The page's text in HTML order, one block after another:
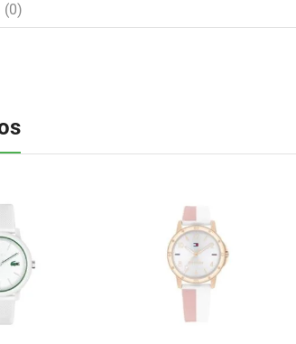
(0)